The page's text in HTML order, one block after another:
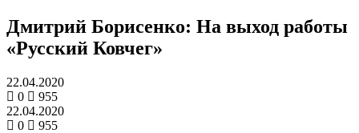
Дмитрий Борисенко: На выход работы
«Русский Ковчег»
22.04.2020
0
955
22.04.2020
0
955